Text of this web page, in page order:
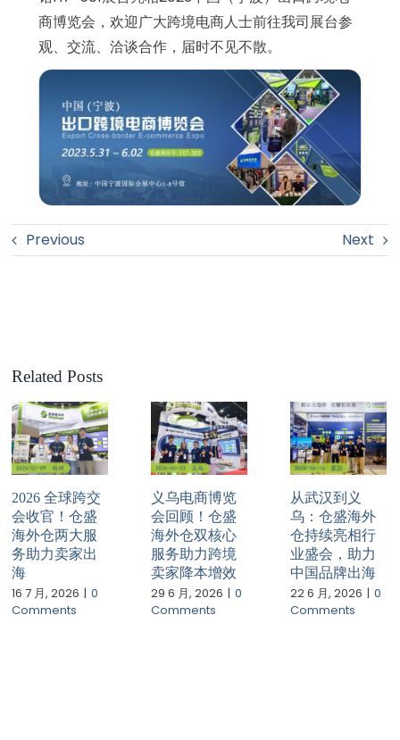
商博览会，欢迎广大跨境电商人士前往我司展台参
观、交流、洽谈合作，届时不见不散。
Previous Next
Related Posts
2026 全球跨交
会收官！仓盛
海外仓两大服
务助力卖家出
海
16 7 月, 2026 | 0
Comments
义乌电商博览
会回顾！仓盛
海外仓双核心
服务助力跨境
卖家降本增效
29 6 月, 2026 | 0
Comments
从武汉到义
乌：仓盛海外
仓持续亮相行
业盛会，助力
中国品牌出海
22 6 月, 2026 | 0
Comments